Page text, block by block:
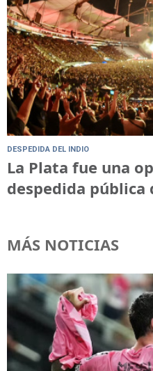
DESPEDIDA DEL INDIO
La Plata fue una
despedida pública
MÁS NOTICIAS